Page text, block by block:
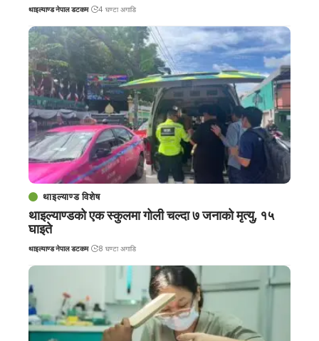
थाइल्याण्ड नेपाल डटकम 4 घण्टा अगाडि
थाइल्याण्ड विशेष
थाइल्याण्डको एक स्कुलमा गोली चल्दा ७ जनाको मृत्यु, १५
घाइते
थाइल्याण्ड नेपाल डटकम 8 घण्टा अगाडि